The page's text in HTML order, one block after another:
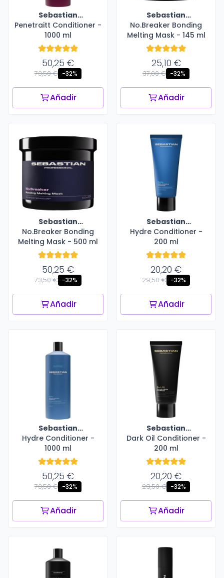
Sebastian
Professional
Penetraitt Conditioner -
1000 ml
50,25 €
73,50 € -32%
Añadir
Sebastian
Professional
No.Breaker Bonding
Melting Mask - 145 ml
25,10 €
37,00 € -32%
Añadir
Sebastian
Professional
No.Breaker Bonding
Melting Mask - 500 ml
50,25 €
73,50 € -32%
Añadir
Sebastian
Professional
Hydre Conditioner -
200 ml
20,20 €
29,50 € -32%
Añadir
Sebastian
Professional
Hydre Conditioner -
1000 ml
50,25 €
73,50 € -32%
Añadir
Sebastian
Professional
Dark Oil Conditioner -
200 ml
20,20 €
29,50 € -32%
Añadir